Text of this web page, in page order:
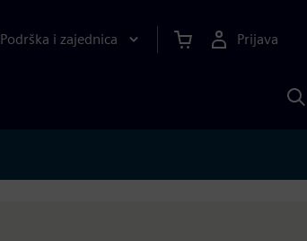
Podrška i zajednica Prijava